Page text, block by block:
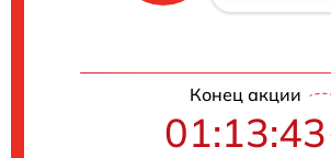
Конец акции
01:13:42